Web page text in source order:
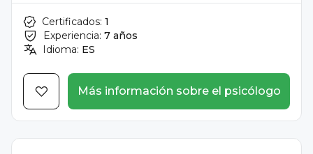
Certificados: 1
Experiencia: 7 años
Idioma: ES
Más información sobre el psicólogo